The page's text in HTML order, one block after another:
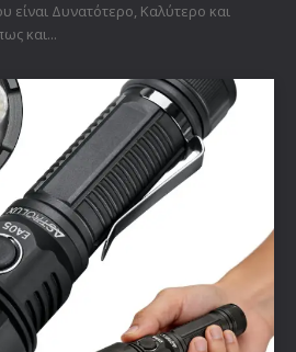
είναι Δυνατότερο, Καλύτερο και
και...